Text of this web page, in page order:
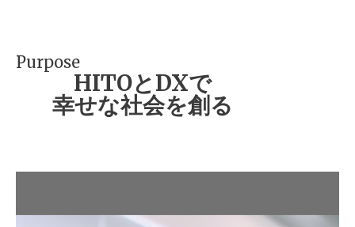
Purpose
HITOとDXで
幸せな社会を創る